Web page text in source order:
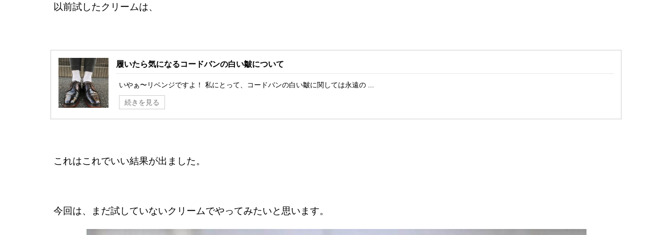
以前試したクリームは、
履いたら気になるコードバンの白い皺について
いやぁ〜リベンジですよ！ 私にとって、コードバンの白い皺に関しては永遠の ...
続きを見る
これはこれでいい結果が出ました。
今回は、まだ試していないクリームでやってみたいと思います。